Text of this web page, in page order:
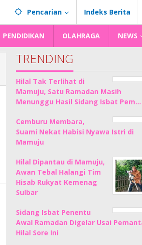
Pencarian Indeks Berita
PENDIDIKAN OLAHRAGA NEWS
TRENDING
Hilal Tak Terlihat di
Mamuju, Satu Ramadan Masih
Menunggu Hasil Sidang Isbat Pem…
Cemburu Membara,
Suami Nekat Habisi Nyawa Istri di
Mamuju
Hilal Dipantau di Mamuju,
Awan Tebal Halangi Tim
Hisab Rukyat Kemenag
Sulbar
Sidang Isbat Penentu
Awal Ramadan Digelar Usai
Hilal Sore Ini